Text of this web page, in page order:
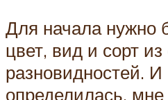
Для начала нужно
цвет, вид и сорт из
разновидностей. И
определилась, мне